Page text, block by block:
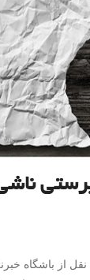
نقل از باشگاه